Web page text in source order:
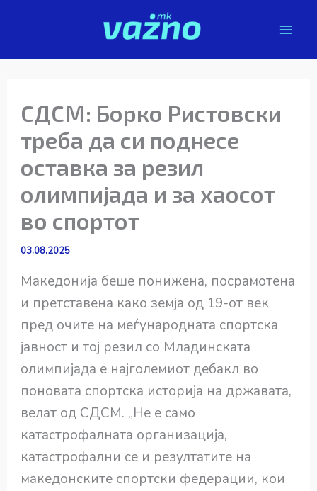
СДСМ: Борко Ристовски
треба да си поднесе
оставка за резил
олимпијада и за хаосот
во спортот
03.08.2025
Македонија беше понижена, посрамотена
и претставена како земја од 19-от век
пред очите на меѓународната спортска
јавност и тој резил со Младинската
олимпијада е најголемиот дебакл во
поновата спортска историја на државата,
велат од СДСМ. „Не е само
катастрофалната организација,
катастрофални се и резултатите на
македонските спортски федерации, кои